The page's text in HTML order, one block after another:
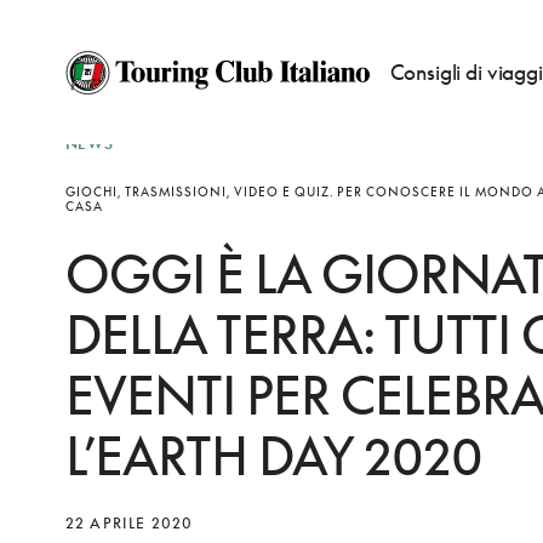
Consigli di
NEWS
GIOCHI, TRASMISSIONI, VIDEO E QUIZ. PER CONOSCERE IL MONDO
CASA
OGGI È LA
DELLA TERRA: TUTTI
EVENTI PER
L’EARTH DAY 2020
22 APRILE 2020